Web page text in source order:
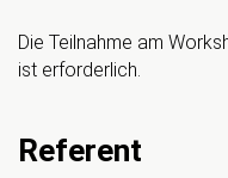
Die Teilnahme am
ist erforderlich.
Referent